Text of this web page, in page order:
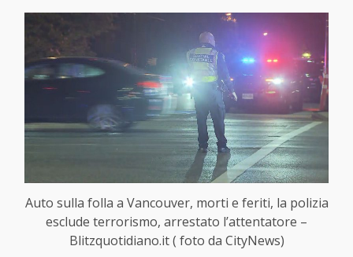
Auto sulla folla a Vancouver, morti e feriti, la polizia
esclude terrorismo, arrestato l’attentatore –
Blitzquotidiano.it ( foto da CityNews)